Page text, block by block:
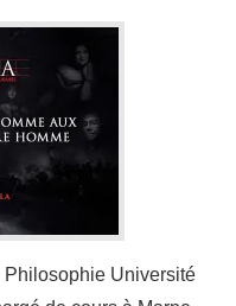
Philosophie Université